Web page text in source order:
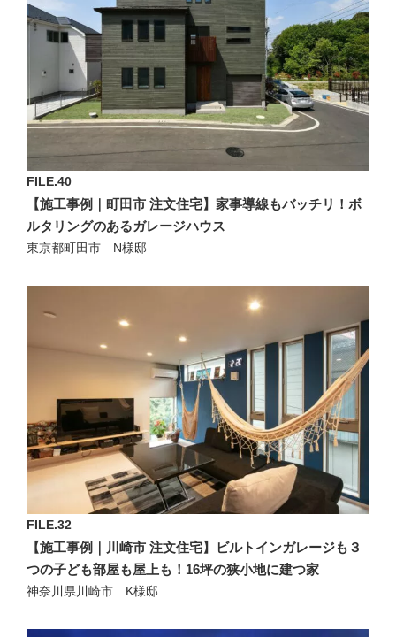
FILE.40
【施工事例｜町田市 注文住宅】家事導線もバッチリ！ボ
ルタリングのあるガレージハウス
東京都町田市 N様邸
FILE.32
【施工事例｜川崎市 注文住宅】ビルトインガレージも３
つの子ども部屋も屋上も！16坪の狭小地に建つ家
神奈川県川崎市 K様邸